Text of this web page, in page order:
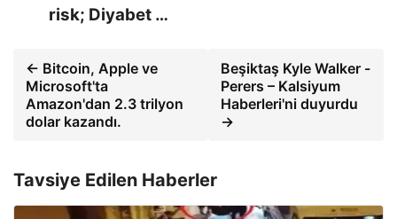
risk; Diyabet …
← Bitcoin, Apple ve
Microsoft'ta
Amazon'dan 2.3 trilyon
dolar kazandı.
Beşiktaş Kyle Walker -
Perers – Kalsiyum
Haberleri'ni duyurdu
→
Tavsiye Edilen Haberler